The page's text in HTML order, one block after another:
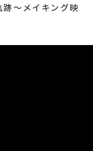
～メイキング映